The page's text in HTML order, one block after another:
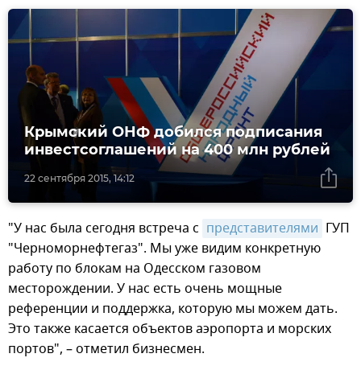
22 сентября 2015, 14:12
Крымский ОНФ добился подписания
инвестсоглашений на 400 млн рублей
"У нас была сегодня встреча с представителями ГУП
"Черноморнефтегаз". Мы уже видим конкретную
работу по блокам на Одесском газовом
месторождении. У нас есть очень мощные
референции и поддержка, которую мы можем дать.
Это также касается объектов аэропорта и морских
портов", – отметил бизнесмен.